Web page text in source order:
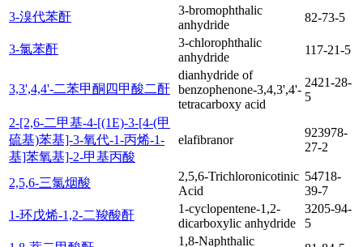
3-溴代苯酐
3-bromophthalic
anhydride
82-73-5
3-氯苯酐
3-chlorophthalic
anhydride
117-21-5
3,3',4,4'-二苯甲酮四甲酸二酐
dianhydride of
benzophenone-3,4,3',4'-
tetracarboxy acid
2421-28-
5
2-[2,6-二甲基-4-[(1E)-3-[4-(甲
硫基)苯基]-3-氧代-1-丙烯-1-
基]苯氧基]-2-甲基丙酸
elafibranor
923978-
27-2
2,5,6-三氯烟酸
2,5,6-Trichloronicotinic
Acid
54718-
39-7
1-环戊烯-1,2-二羧酸酐
1-cyclopentene-1,2-
dicarboxylic anhydride
3205-94-
5
1,8-Naphthalic